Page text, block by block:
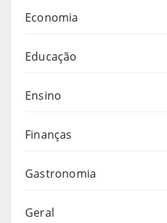
Economia
Educação
Ensino
Finanças
Gastronomia
Geral